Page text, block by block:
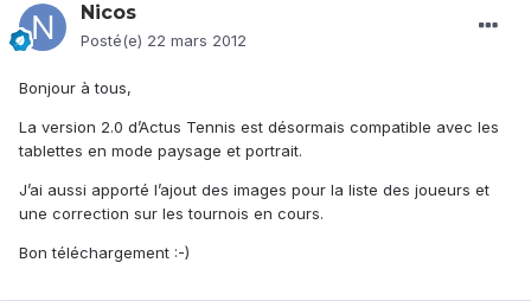
Nicos
Posté(e) 22 mars 2012
Bonjour à tous,
La version 2.0 d’Actus Tennis est désormais compatible avec les
tablettes en mode paysage et portrait.
J’ai aussi apporté l’ajout des images pour la liste des joueurs et
une correction sur les tournois en cours.
Bon téléchargement :-)